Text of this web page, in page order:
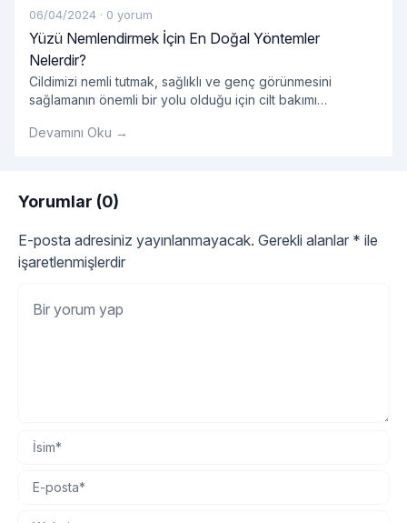
06/04/2024 · 0 yorum
Yüzü Nemlendirmek İçin En Doğal Yöntemler
Nelerdir?
Cildimizi nemli tutmak, sağlıklı ve genç görünmesini
sağlamanın önemli bir yolu olduğu için cilt bakımı
pazarlanan kozmetik ürün kimyasal içeriklerle dolu olabilir
Peki, yüzü nemlendirmek için en doğal yöntemler
nelerdir? Su İçmek:
Devamını Oku →
Yorumlar (0)
E-posta adresiniz yayınlanmayacak. Gerekli alanlar * ile
işaretlenmişlerdir